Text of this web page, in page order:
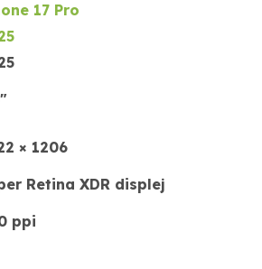
17 Pro
× 1206
Retina XDR displej
ppi